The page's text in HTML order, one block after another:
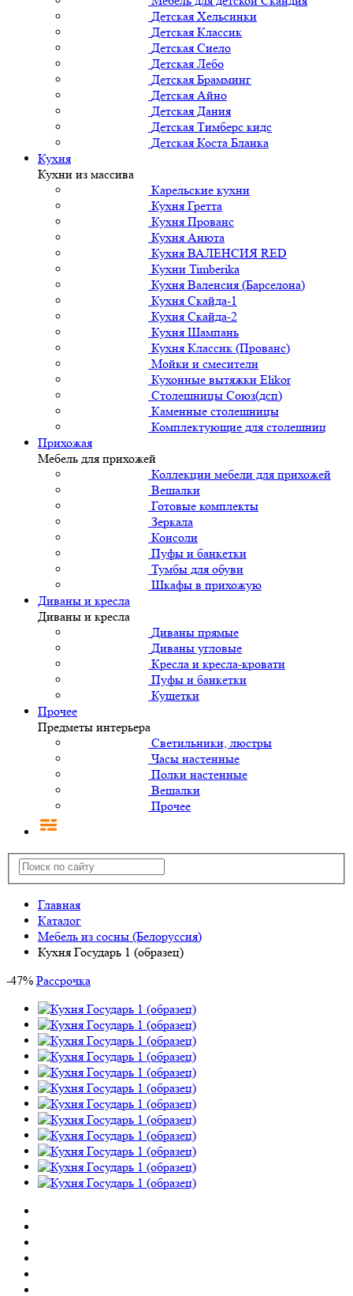
Детская Хельсинки
Детская Классик
Детская Сиело
Детская Лебо
Детская Брамминг
Детская Айно
Детская Дания
Детская Тимберс кидс
Детская Коста Бланка
Кухня
Кухни из массива
Карельские кухни
Кухня Гретта
Кухня Прованс
Кухня Анюта
Кухня ВАЛЕНСИЯ RED
Кухни Timberika
Кухня Валенсия (Барселона)
Кухня Скайда-1
Кухня Скайда-2
Кухня Шампань
Кухня Классик (Прованс)
Мойки и смесители
Кухонные вытяжки Elikor
Столешницы Союз(дсп)
Каменные столешницы
Комплектующие для столешниц
Прихожая
Мебель для прихожей
Коллекции мебели для прихожей
Вешалки
Готовые комплекты
Зеркала
Консоли
Пуфы и банкетки
Тумбы для обуви
Шкафы в прихожую
Диваны и кресла
Диваны и кресла
Диваны прямые
Диваны угловые
Кресла и кресла-кровати
Пуфы и банкетки
Кушетки
Прочее
Предметы интерьера
Светильники, люстры
Часы настенные
Полки настенные
Вешалки
Прочее
Главная
Каталог
Мебель из сосны (Белоруссия)
Кухня Государь 1 (образец)
-47% Рассрочка